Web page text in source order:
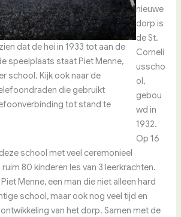
dat de hei in 1933 tot aan de
speelplaats staat Piet Menne,
school. Kijk ook naar de
die gebruikt
tot stand te
nieuwe
dorp is
de St.
Corneli
usscho
ol,
gebou
wd in
1932.
Op 16
school met veel ceremonieel
80 kinderen les van 3 leerkrachten.
Menne, een man die niet alleen hard
school, maar ook nog veel tijd en
van het dorp. Samen met de